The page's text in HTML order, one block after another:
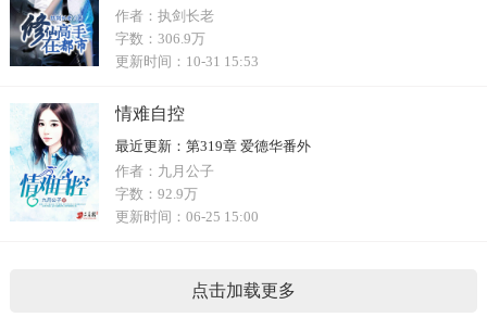
作者： 执剑长老
字数： 306.9万
更新时间： 10-31 15:53
情难自控
最近更新： 第319章 爱德华番外
作者： 九月公子
字数： 92.9万
更新时间： 06-25 15:00
点击加载更多